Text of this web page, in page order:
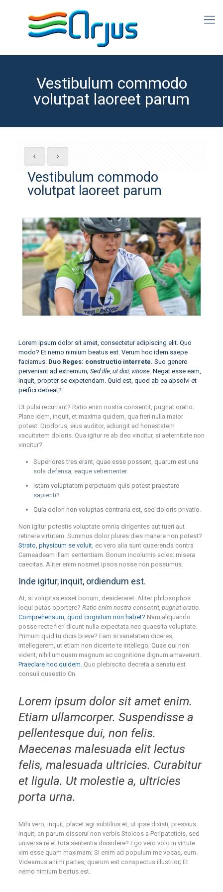
Vestibulum commodo
volutpat laoreet parum
Vestibulum commodo
volutpat laoreet parum
Lorem ipsum dolor sit amet, consectetur adipiscing elit. Quo
modo? Et nemo nimium beatus est. Verum hoc idem saepe
faciamus. Duo Reges: constructio interrete. Suo genere
perveniant ad extremum; Sed ille, ut dixi, vitiose. Negat esse eam,
inquit, propter se expetendam. Quid est, quod ab ea absolvi et
perfici debeat?
Ut pulsi recurrant? Ratio enim nostra consentit, pugnat oratio.
Plane idem, inquit, et maxima quidem, qua fieri nulla maior
potest. Diodorus, eius auditor, adiungit ad honestatem
vacuitatem doloris. Qua igitur re ab deo vincitur, si aeternitate non
vincitur?
Superiores tres erant, quae esse possent, quarum est una
sola defensa, eaque vehementer.
Istam voluptatem perpetuam quis potest praestare
sapienti?
Quia dolori non voluptas contraria est, sed doloris privatio.
Non igitur potestis voluptate omnia dirigentes aut tueri aut
retinere virtutem. Summus dolor plures dies manere non potest?
Strato, physicum se voluit, ec vero alia sunt quaerenda contra
Carneadeam illam sententiam. Bonum incolumis acies: misera
caecitas. Aliter enim nosmet ipsos nosse non possumus.
Inde igitur, inquit, ordiendum est.
At, si voluptas esset bonum, desideraret. Aliter philosophos
loqui putas oportere? Ratio enim nostra consentit, pugnat oratio.
Comprehensum, quod cognitum non habet? Nam aliquando
posse recte fieri dicunt nulla expectata nec quaesita voluptate.
Primum quid tu dicis breve? Eam si varietatem diceres,
intellegerem, ut etiam non dicente te intellego; Quae qui non
vident, nihil umquam magnum ac cognitione dignum amaverunt.
Praeclare hoc quidem. Quo plebiscito decreta a senatu est
consuli quaestio Cn.
Lorem ipsum dolor sit amet enim.
Etiam ullamcorper. Suspendisse a
pellentesque dui, non felis.
Maecenas malesuada elit lectus
felis, malesuada ultricies. Curabitur
et ligula. Ut molestie a, ultricies
porta urna.
Mihi vero, inquit, placet agi subtilius et, ut ipse dixisti, pressius.
Inquit, an parum disserui non verbis Stoicos a Peripateticis, sed
universa re et tota sententia dissidere? Ego vero volo in virtute
vim esse quam maximam; Si enim ad populum me vocas, eum.
Videamus animi partes, quarum est conspectus illustrior; Et
nemo nimium beatus est.